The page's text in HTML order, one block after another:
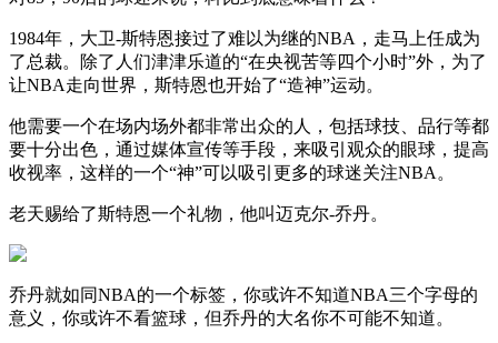
1984年，大卫-斯特恩接过了难以为继的NBA，走马上任成为
了总裁。除了人们津津乐道的“在央视苦等四个小时”外，为了
让NBA走向世界，斯特恩也开始了“造神”运动。
他需要一个在场内场外都非常出众的人，包括球技、品行等都
要十分出色，通过媒体宣传等手段，来吸引观众的眼球，提高
收视率，这样的一个“神”可以吸引更多的球迷关注NBA。
老天赐给了斯特恩一个礼物，他叫迈克尔-乔丹。
乔丹就如同NBA的一个标签，你或许不知道NBA三个字母的
意义，你或许不看篮球，但乔丹的大名你不可能不知道。